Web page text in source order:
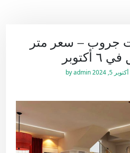
جروب – سعر متر
أكتوبر 5, 2024 by
admin